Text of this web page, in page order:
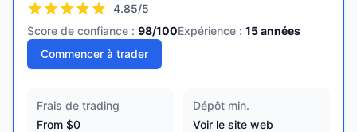
4.85/5
Score de confiance : 98/100Expérience : 15années
Commencer à trader
Frais de trading
From $0
Dépôt min.
Voir le site web